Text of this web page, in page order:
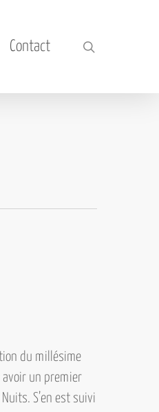
Contact
du millésime
avoir un premier
S’en est suivi